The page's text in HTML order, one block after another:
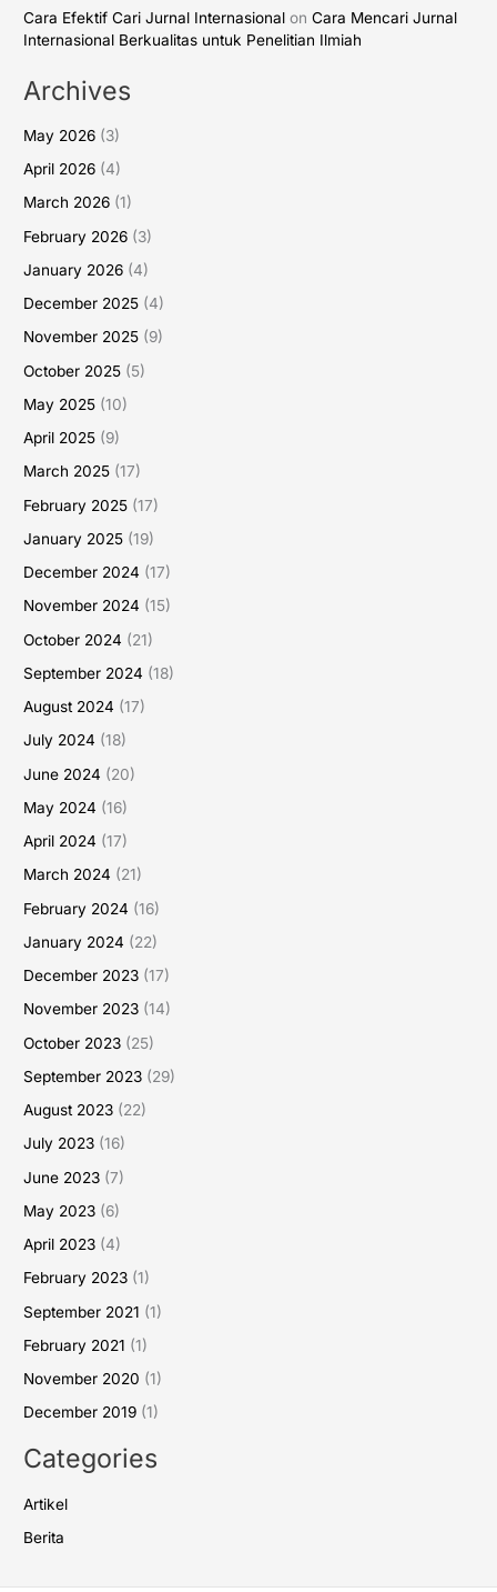
Cara Efektif Cari Jurnal Internasional onCara Mencari Jurnal
Internasional Berkualitas untuk Penelitian Ilmiah
Archives
May 2026 (3)
April 2026 (4)
March 2026 (1)
February 2026 (3)
January 2026 (4)
December 2025 (4)
November 2025 (9)
October 2025 (5)
May 2025 (10)
April 2025 (9)
March 2025 (17)
February 2025 (17)
January 2025 (19)
December 2024 (17)
November 2024 (15)
October 2024 (21)
September 2024 (18)
August 2024 (17)
July 2024 (18)
June 2024 (20)
May 2024 (16)
April 2024 (17)
March 2024 (21)
February 2024 (16)
January 2024 (22)
December 2023 (17)
November 2023 (14)
October 2023 (25)
September 2023 (29)
August 2023 (22)
July 2023 (16)
June 2023 (7)
May 2023 (6)
April 2023 (4)
February 2023 (1)
September 2021 (1)
February 2021 (1)
November 2020 (1)
December 2019 (1)
Categories
Artikel
Berita